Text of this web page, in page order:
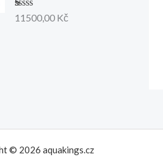
H
11500,00 Kč
© 2026 aquakings.cz